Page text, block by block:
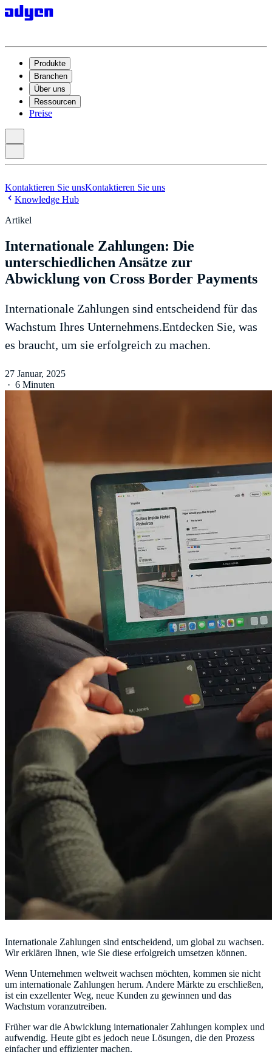
Produkte
Branchen
Über uns
Ressourcen
Preise
Kontaktieren Sie unsKontaktieren Sie uns
Knowledge Hub
Artikel
Internationale Zahlungen: Die
unterschiedlichen Ansätze zur
Abwicklung von Cross Border Payments
Internationale Zahlungen sind entscheidend für das
Wachstum Ihres Unternehmens.Entdecken Sie, was
es braucht, um sie erfolgreich zu machen.
27 Januar, 2025
· 6 Minuten
Internationale Zahlungen sind entscheidend, um global zu wachsen.
Wir erklären Ihnen, wie Sie diese erfolgreich umsetzen können.
Wenn Unternehmen weltweit wachsen möchten, kommen sie nicht
um internationale Zahlungen herum. Andere Märkte zu erschließen,
ist ein exzellenter Weg, neue Kunden zu gewinnen und das
Wachstum voranzutreiben.
Früher war die Abwicklung internationaler Zahlungen komplex und
aufwendig. Heute gibt es jedoch neue Lösungen, die den Prozess
einfacher und effizienter machen.